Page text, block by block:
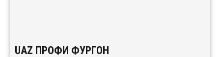
UAZ ПРОФИ ФУРГОН